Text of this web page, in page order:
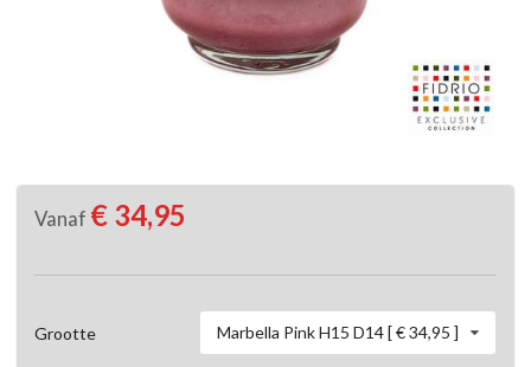
Vanaf € 34,95
Grootte Marbella Pink H15 D14 [ € 34,95 ]